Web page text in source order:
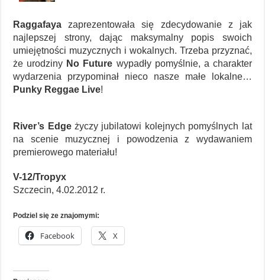
Raggafaya zaprezentowała się zdecydowanie z jak
najlepszej strony, dając maksymalny popis swoich
umiejętności muzycznych i wokalnych. Trzeba przyznać,
że urodziny No Future wypadły pomyślnie, a charakter
wydarzenia przypominał nieco nasze małe lokalne…
Punky Reggae Live!
River’s Edgeżyczy jubilatowi kolejnych pomyślnych lat
na scenie muzycznej i powodzenia z wydawaniem
premierowego materiału!
V-12/Tropyx
Szczecin, 4.02.2012 r.
Podziel się ze znajomymi:
Facebook X